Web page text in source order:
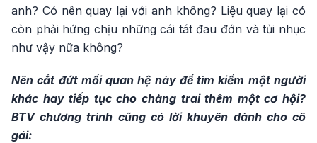
anh? Có nên quay lại với anh không? Liệu quay lại có
còn phải hứng chịu những cái tát đau đớn và tủi nhục
như vậy nữa không?
Nên cắt đứt mối quan hệ này để tìm kiếm một người
khác hay tiếp tục cho chàng trai thêm một cơ hội?
BTV chương trình cũng có lời khuyên dành cho cô
gái: